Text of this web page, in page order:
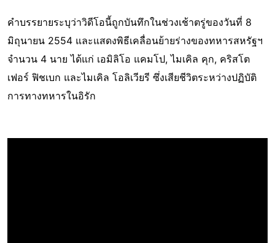
คำบรรยายระบุว่าวิดีโอนี้ถูกบันทึกในช่วงเช้าตรู่ของวันที่ 8
มิถุนายน 2554 และแสดงพิธีเคลื่อนย้ายร่างของทหารสหรัฐฯ
จำนวน 4 นาย ได้แก่ เอมิลิโอ แคมโป, ไมเคิล คุก, คริสโต
เฟอร์ ฟิชเบก และไมเคิล โอลิเวียรี ซึ่งเสียชีวิตระหว่างปฏิบัติ
การทางทหารในอิรัก